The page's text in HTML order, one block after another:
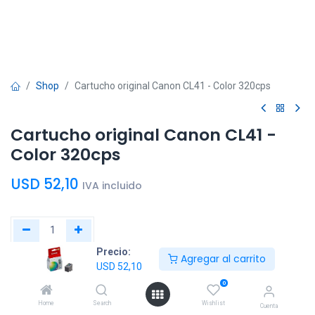
Precio:
USD 52,10
Agregar al carrito
Home Search
0
Wishlist Cuenta
Shop Cartucho original Canon CL41 - Color 320cps
Cartucho original Canon CL41 -
Color 320cps
USD 52,10 IVA incluido
Agregar al
carrito
Comprar
ahora